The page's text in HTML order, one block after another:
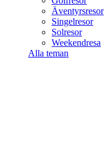
Äventyrsresor
Singelresor
Solresor
Weekendresa
Alla teman